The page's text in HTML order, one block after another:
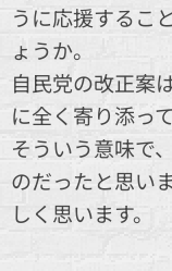
うに応援するこ
ょうか。
自民党の改正案
に全く寄り添っ
そういう意味で
のだったと思い
しく思います。